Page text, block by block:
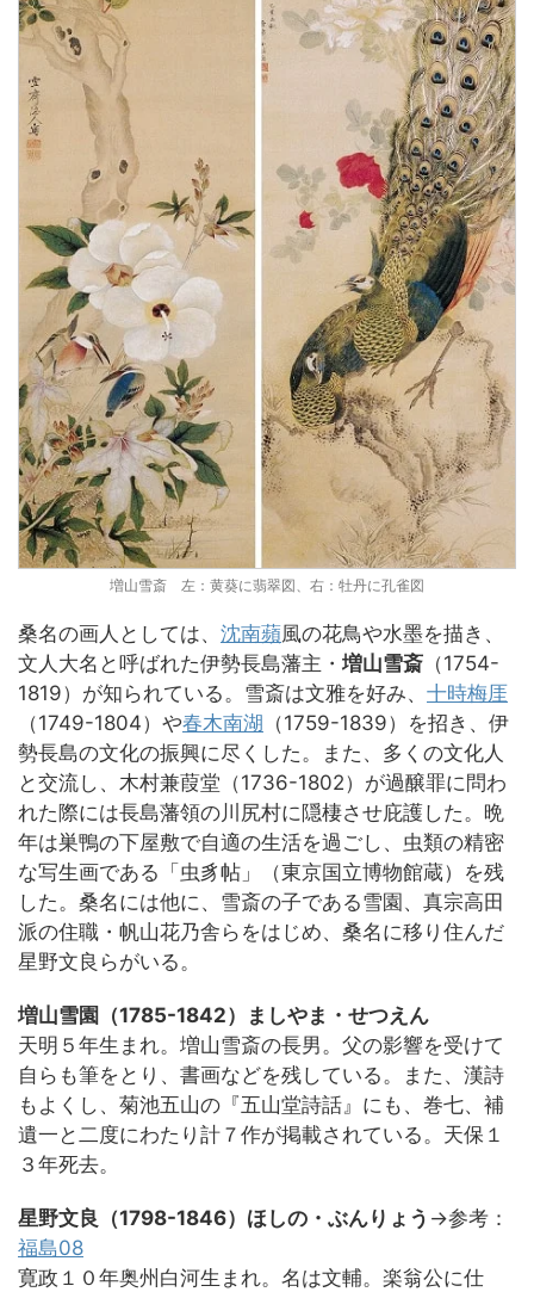
増山雪斎 左：黄葵に翡翠図、右：牡丹に孔雀図
桑名の画人としては、 沈南蘋風の花鳥や水墨を描き、
文人大名と呼ばれた伊勢長島藩主・ 増山雪斎 （1754-
1819）が知られている。雪斎は文雅を好み、 十時梅厓
（1749-1804）や春木南湖 （1759-1839）を招き、伊
勢長島の文化の振興に尽くした。また、多くの文化人
と交流し、木村兼葭堂（1736-1802）が過醸罪に問わ
れた際には長島藩領の川尻村に隠棲させ庇護した。晩
年は巣鴨の下屋敷で自適の生活を過ごし、虫類の精密
な写生画である「虫豸帖」（東京国立博物館蔵）を残
した。桑名には他に、雪斎の子である雪園、真宗高田
派の住職・帆山花乃舎らをはじめ、桑名に移り住んだ
星野文良らがいる。
増山雪園（1785-1842）ましやま・せつえん
天明５年生まれ。増山雪斎の長男。父の影響を受けて
自らも筆をとり、書画などを残している。また、漢詩
もよくし、菊池五山の『五山堂詩話』にも、巻七、補
遺一と二度にわたり計７作が掲載されている。天保１
３年死去。
星野文良（1798-1846）ほしの・ぶんりょう →参考：
福島08
寛政１０年奥州白河生まれ。名は文輔。楽翁公に仕